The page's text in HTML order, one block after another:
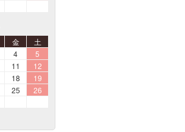
金
土
4
5
11
12
18
19
25
26